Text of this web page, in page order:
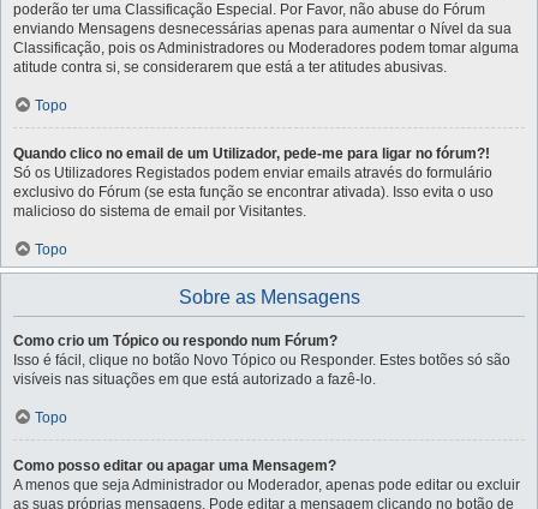
poderão ter uma Classificação Especial. Por Favor, não abuse do Fórum
enviando Mensagens desnecessárias apenas para aumentar o Nível da sua
Classificação, pois os Administradores ou Moderadores podem tomar alguma
atitude contra si, se considerarem que está a ter atitudes abusivas.
Topo
Quando clico no email de um Utilizador, pede-me para ligar no fórum?!
Só os Utilizadores Registados podem enviar emails através do formulário
exclusivo do Fórum (se esta função se encontrar ativada). Isso evita o uso
malicioso do sistema de email por Visitantes.
Topo
Sobre as Mensagens
Como crio um Tópico ou respondo num Fórum?
Isso é fácil, clique no botão Novo Tópico ou Responder. Estes botões só são
visíveis nas situações em que está autorizado a fazê-lo.
Topo
Como posso editar ou apagar uma Mensagem?
A menos que seja Administrador ou Moderador, apenas pode editar ou excluir
as suas próprias mensagens. Pode editar a mensagem clicando no botão de